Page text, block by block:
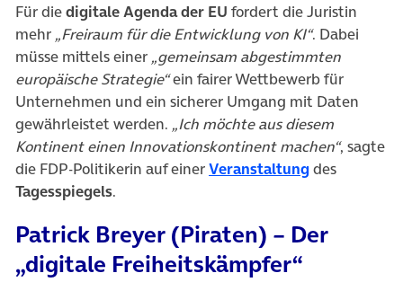
Für diedigitale Agenda der EU fordert die Juristin
mehr „Freiraum für die Entwicklung von KI“. Dabei
müsse mittels einer „gemeinsam abgestimmten
europäische Strategie“ein fairer Wettbewerb für
Unternehmen und ein sicherer Umgang mit Daten
gewährleistet werden. „Ich möchte aus diesem
Kontinent einen Innovationskontinent machen“, sagte
die FDP-Politikerin auf einerVeranstaltung(öffnet in
des
Tagesspiegels.
Patrick Breyer (Piraten) – Der
„digitale Freiheitskämpfer“